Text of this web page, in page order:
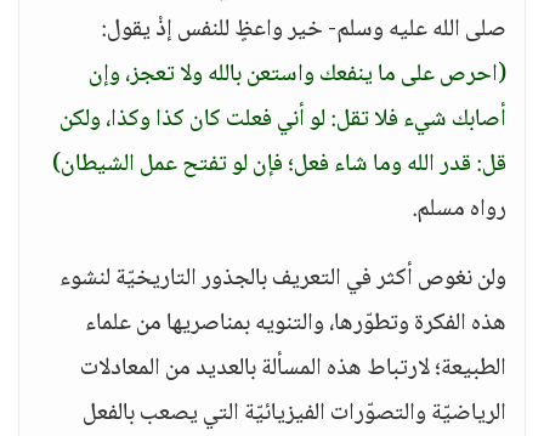
صلى الله عليه وسلم- خير واعظٍ للنفس إذْ يقول:
(احرص على ما ينفعك واستعن بالله ولا تعجز، وإن
أصابك شيء فلا تقل: لو أني فعلت كان كذا وكذا، ولكن
قل: قدر الله وما شاء فعل؛ فإن لو تفتح عمل الشيطان)
رواه مسلم.
ولن نغوص أكثر في التعريف بالجذور التاريخيّة لنشوء
هذه الفكرة وتطوّرها، والتنويه بمناصريها من علماء
الطبيعة؛ لارتباط هذه المسألة بالعديد من المعادلات
الرياضيّة والتصوّرات الفيزيائيّة التي يصعب بالفعل